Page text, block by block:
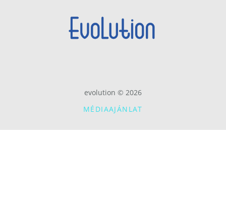
evolution © 2026
MÉDIAAJÁNLAT